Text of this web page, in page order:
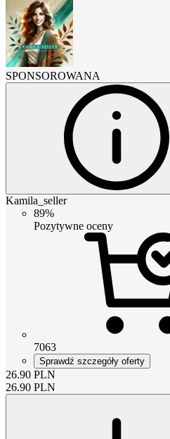
SPONSOROWANA
Kamila_seller
89%
Pozytywne oceny
7063
Sprawdź szczegóły oferty
26.90 PLN
26.90 PLN